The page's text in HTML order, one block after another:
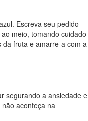
Escreva seu pedido
meio, tomando cuidado
fruta e amarre-a com a
segurando a ansiedade e
aconteça na